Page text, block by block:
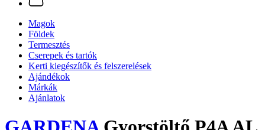
Magok
Földek
Termesztés
Cserepek és tartók
Kerti kiegészítők és felszerelések
Ajándékok
Márkák
Ajánlatok